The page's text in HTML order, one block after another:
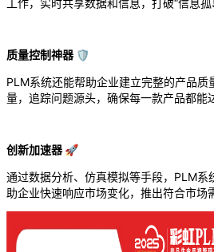
工作，实时共享数据和信息，打破“信息孤
质量控制神器 🛡️
PLM系统还能帮助企业建立完整的产品质
量，追踪问题源头，确保每一款产品都能
创新加速器 🚀
通过数据分析、仿真模拟等手段，PLM系
助企业快速响应市场变化，推出符合市场